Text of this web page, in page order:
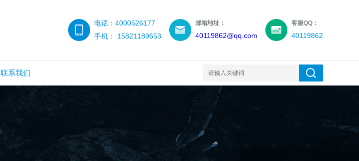
客服QQ：
40119862
邮箱地址：
40119862@qq.com
电话：4000526177
手机： 15821189653
联系我们